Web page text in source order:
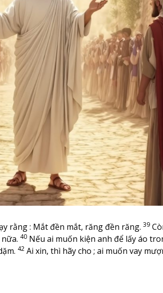
rằng : Mắt đền mắt, răng đền răng. 39
40 Nếu ai muốn kiện anh để lấy áo
42 Ai xin, thì hãy cho ; ai muốn vay